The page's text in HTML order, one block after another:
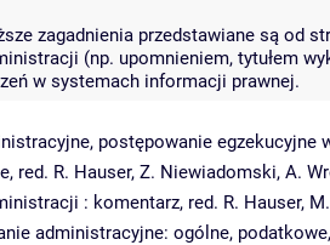
zagadnienia przedstawiane są od
(np. upomnieniem, tytułem
w systemach informacji prawnej.
postępowanie
red. R. Hauser, Z. Niewiadomski, A.
: komentarz, red. R. Hauser,
administracyjne: ogólne,